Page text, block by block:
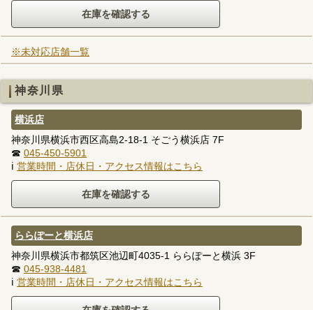
※未対応店舗一覧
神奈川県
横浜店
神奈川県横浜市西区高島2-18-1 そごう横浜店 7F
☎ 045-450-5901
ℹ 営業時間・店休日・アクセス情報はこちら
ららぽーと横浜店
神奈川県横浜市都筑区池辺町4035-1 ららぽーと横浜 3F
☎ 045-938-4481
ℹ 営業時間・店休日・アクセス情報はこちら